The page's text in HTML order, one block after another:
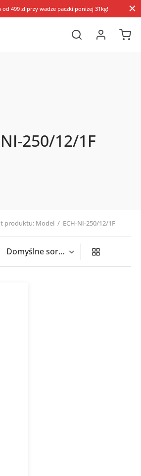
499 zł przy wadze paczki poniżej 31kg!
250/12/1F
produktu: Model / ECH-NI-250/12/1F